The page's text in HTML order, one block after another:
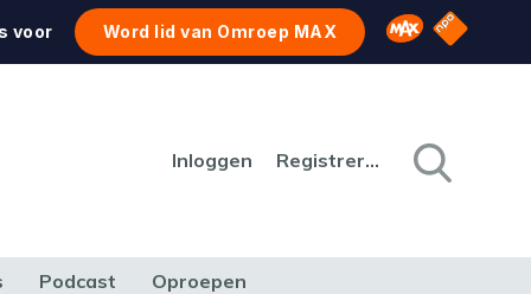
voor Word lid van Omroep MAX Omroep MAX
NPO
Inloggen Registreren
Podcast Oproepen